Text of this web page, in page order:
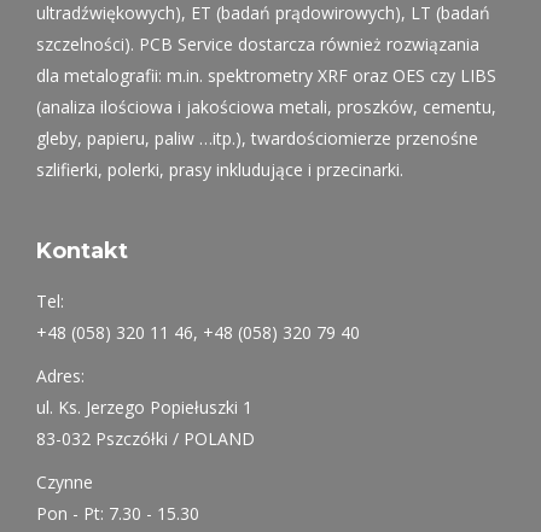
ultradźwiękowych), ET (badań prądowirowych), LT (badań
szczelności). PCB Service dostarcza również rozwiązania
dla metalografii: m.in. spektrometry XRF oraz OES czy LIBS
(analiza ilościowa i jakościowa metali, proszków, cementu,
gleby, papieru, paliw …itp.), twardościomierze przenośne
szlifierki, polerki, prasy inkludujące i przecinarki.
Kontakt
Tel:
+48 (058) 320 11 46, +48 (058) 320 79 40
Adres:
ul. Ks. Jerzego Popiełuszki 1
83-032 Pszczółki / POLAND
Czynne
Pon - Pt: 7.30 - 15.30